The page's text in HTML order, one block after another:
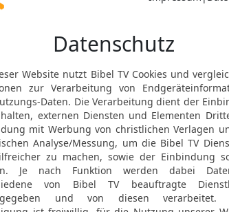
Die Völker,
Zeichendeuter;
Wege, was ihr tun
Einen
euren Brüdern,
hören.
16 Das war es
euch am Berg
»Wir können die
länger hören
müssen wir